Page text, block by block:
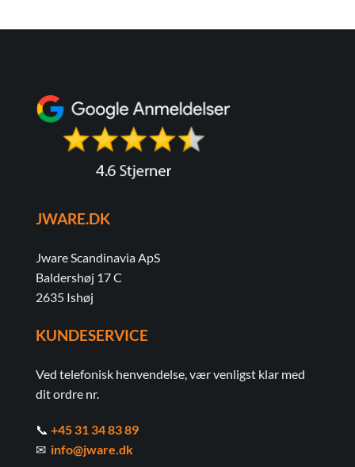
JWARE.DK
Jware Scandinavia ApS
Baldershøj 17 C
2635 Ishøj
KUNDESERVICE
Ved telefonisk henvendelse, vær venligst klar med
dit ordre nr.
📞 +45 31 34 83 89
✉ info@jware.dk